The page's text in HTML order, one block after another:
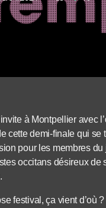
à Montpellier avec
cette demi-finale qui
pour les membres
occitans désireux
festival, ça vient d’où